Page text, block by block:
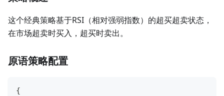
这个经典策略基于RSI（相对强弱指数）的超买超卖状态，
在市场超卖时买入，超买时卖出。
原语策略配置
{